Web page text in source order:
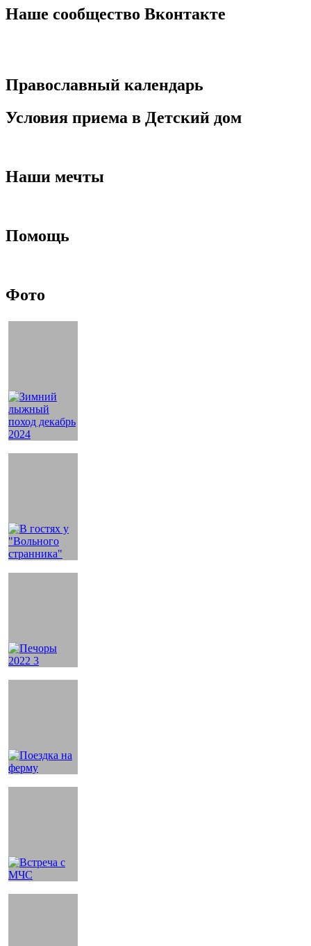
записям
Наше сообщество Вконтакте
Православный календарь
Условия приема в Детский дом
Наши мечты
Помощь
Фото